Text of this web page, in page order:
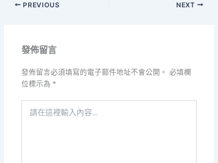
PREVIOUS NEXT
發佈留言
發佈留言必須填寫的電子郵件地址不會公開。 必填欄
位標示為 *